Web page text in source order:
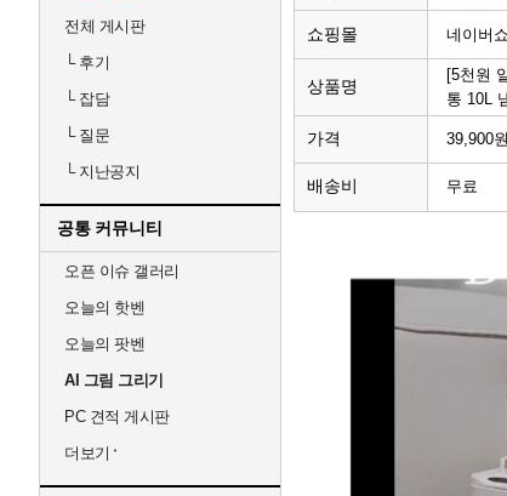
전체 게시판
└후기
└잡담
└질문
└지난공지
공통 커뮤니티
오픈 이슈 갤러리
오늘의 핫벤
오늘의 팟벤
AI 그림 그리기
PC 견적 게시판
더보기
쇼핑몰 네이버
상품명
[5천원
통 10L
가격 39,900원
배송비 무료